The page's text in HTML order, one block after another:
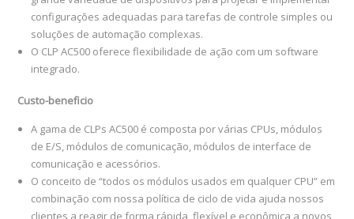
configurações adequadas para tarefas de controle simples ou
soluções de automação complexas.
O CLP AC500 oferece flexibilidade de ação com um software
integrado.
Custo-beneficio
A gama de CLPs AC500 é composta por várias CPUs, módulos
de E/S, módulos de comunicação, módulos de interface de
comunicação e acessórios.
O conceito de “todos os módulos usados ​​em qualquer CPU” em
combinação com nossa política de ciclo de vida ajuda nossos
clientes a reagir de forma rápida, flexível e econômica a novos